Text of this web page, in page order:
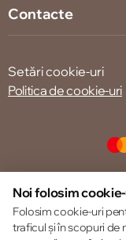
Contacte
Setări cookie-uri
Politica de cookie-uri
Noi folosim
Folosim cookie-uri
traficul și în scopuri de